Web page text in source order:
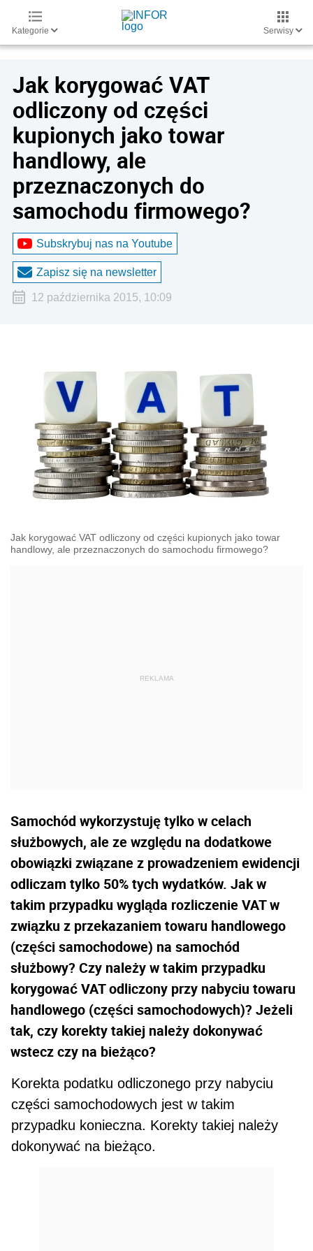
Kategorie Serwisy
Jak korygować VAT
odliczony od części
kupionych jako towar
handlowy, ale
przeznaczonych do
samochodu firmowego?
Subskrybuj nas na Youtube
Zapisz się na newsletter
12 października 2015, 10:09
Jak korygować VAT odliczony od części kupionych jako towar
handlowy, ale przeznaczonych do samochodu firmowego?
Samochód wykorzystuję tylko w celach
służbowych, ale ze względu na dodatkowe
obowiązki związane z prowadzeniem ewidencji
odliczam tylko 50% tych wydatków. Jak w
takim przypadku wygląda rozliczenie VAT w
związku z przekazaniem towaru handlowego
(części samochodowe) na samochód
służbowy? Czy należy w takim przypadku
korygować VAT odliczony przy nabyciu towaru
handlowego (części samochodowych)? Jeżeli
tak, czy korekty takiej należy dokonywać
wstecz czy na bieżąco?
Korekta podatku odliczonego przy nabyciu
części samochodowych jest w takim
przypadku konieczna. Ko­rekty takiej należy
dokonywać na bieżąco.